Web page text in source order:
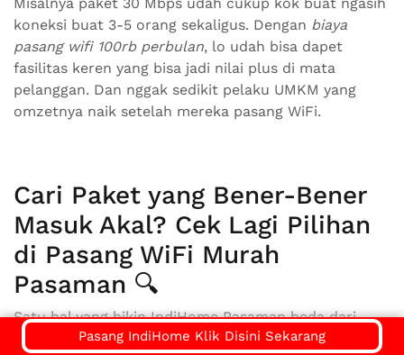
koneksi buat 3-5 orang sekaligus. Dengan biaya
pasang wifi 100rb perbulan, lo udah bisa dapet
fasilitas keren yang bisa jadi nilai plus di mata
pelanggan. Dan nggak sedikit pelaku UMKM yang
omzetnya naik setelah mereka pasang WiFi.
Cari Paket yang Bener-Bener
Masuk Akal? Cek Lagi Pilihan
di Pasang WiFi Murah
Pasaman 🔍
Satu hal yang bikin IndiHome Pasaman beda dari
yang lain adalah kelengkapan pilihannya. Dari yang
Pasang IndiHome Klik Disini Sekarang